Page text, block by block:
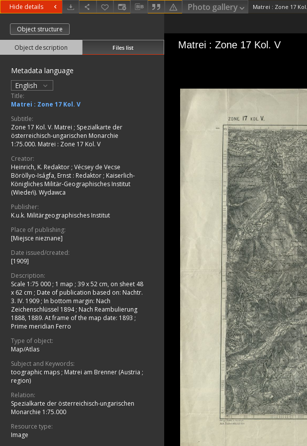
Hide details Photo gallery Matrei : Zone 17
Object structure
Object description Files list
Metadata language
English
Title:
Matrei : Zone 17 Kol. V
Subtitle:
Zone 17 Kol. V. Matrei ; Spezialkarte der
österreichisch-ungarischen Monarchie
1:75.000. Matrei : Zone 17 Kol. V
Creator:
Heinrich, K. Redaktor ; Vécsey de Vecse
Böröllyo-Iságfa, Ernst : Redaktor ; Kaiserlich-
Königliches Militär-Geographisches Institut
(Wiedeń). Wydawca
Publisher:
K.u.k. Militärgeographisches Institut
Place of publishing:
[Miejsce nieznane]
Date issued/created:
[1909]
Description:
Scale 1:75 000 ; 1 map ; 39 x 52 cm, on sheet 48
x 62 cm ; Date of publication based on: Nachtr.
3. IV. 1909 ; In bottom margin: Nach
Zeichenschlüssel 1894 ; Nach Reambulierung
1888, 1889. At frame of the map date: 1893 ;
Prime meridian Ferro
Type of object:
Map/Atlas
Subject and Keywords:
toographic maps ; Matrei am Brenner (Austria ;
region)
Relation:
Spezialkarte der österreichisch-ungarischen
Monarchie 1:75.000
Resource type:
Image